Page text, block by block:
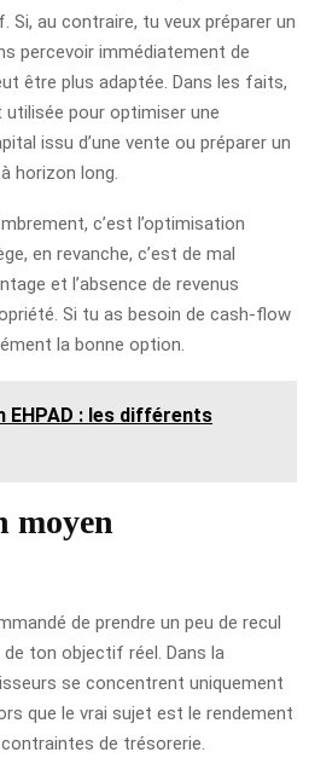
au contraire, tu veux préparer un
percevoir immédiatement de
être plus adaptée. Dans les faits,
pour optimiser une
issu d’une vente ou préparer un
horizon long.
c’est l’optimisation
en revanche, c’est de mal
et l’absence de revenus
Si tu as besoin de cash-flow
la bonne option.
EHPAD : les différents
moyen
de prendre un peu de recul
ton objectif réel. Dans la
se concentrent uniquement
que le vrai sujet est le rendement
de trésorerie.